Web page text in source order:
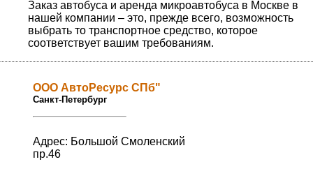
Заказ автобуса и аренда микроавтобуса в Москве в
нашей компании – это, прежде всего, возможность
выбрать то транспортное средство, которое
соответствует вашим требованиям.
ООО АвтоРесурс СПб"
Санкт-Петербург
Адрес: Большой Смоленский
пр.46